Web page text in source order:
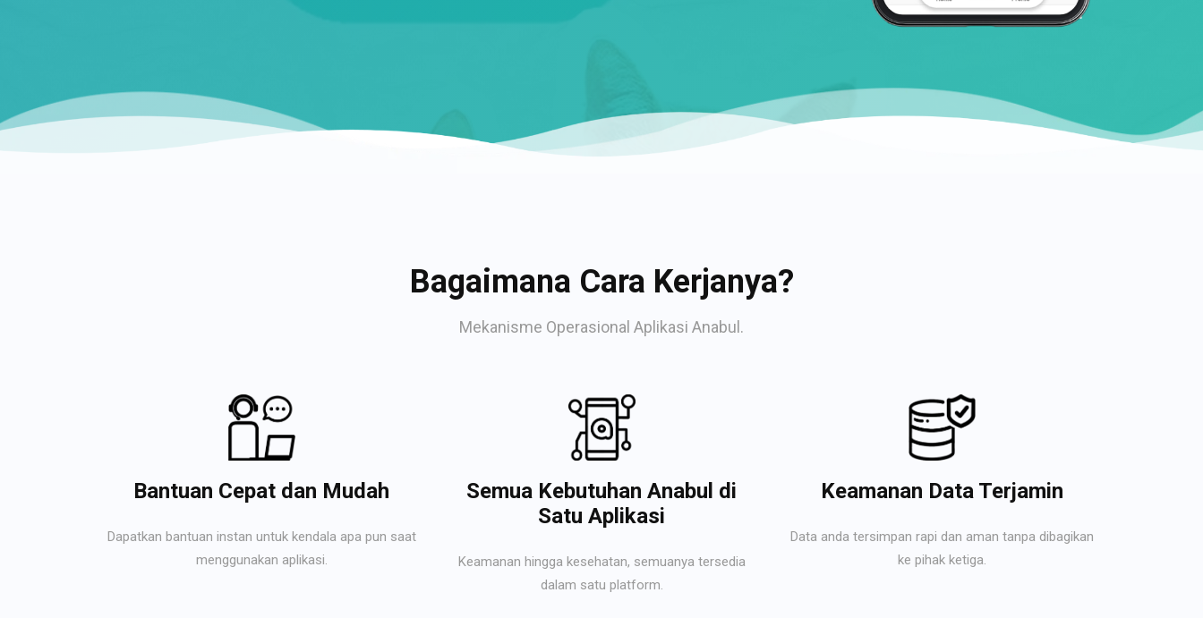
Bagaimana Cara Kerjanya?
Mekanisme Operasional Aplikasi Anabul.
Bantuan Cepat dan Mudah
Dapatkan bantuan instan untuk kendala apa pun saat
menggunakan aplikasi.
Semua Kebutuhan Anabul di
Satu Aplikasi
Keamanan hingga kesehatan, semuanya tersedia
dalam satu platform.
Keamanan Data Terjamin
Data anda tersimpan rapi dan aman tanpa dibagikan
ke pihak ketiga.